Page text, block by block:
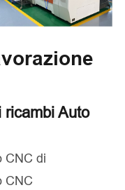
ricambi Auto
CNC di
CNC